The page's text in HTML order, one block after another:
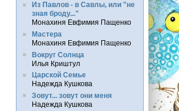
Из Павлов - в Савлы, или "не
зная броду..."
Монахиня Евфимия Пащенко
Мастера
Монахиня Евфимия Пащенко
Вокруг Солнца
Илья Криштул
Царской Семье
Надежда Кушкова
Зовут... зовут они меня
Надежда Кушкова